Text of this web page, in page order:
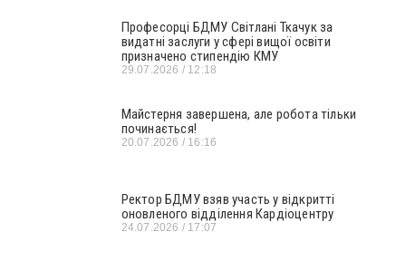
Професорці БДМУ Світлані Ткачук за
видатні заслуги у сфері вищої освіти
призначено стипендію КМУ
29.07.2026 12:18
Майстерня завершена, але робота тільки
починається!
20.07.2026 16:16
Ректор БДМУ взяв участь у відкритті
оновленого відділення Кардіоцентру
24.07.2026 17:07